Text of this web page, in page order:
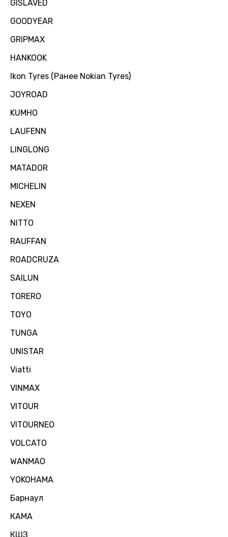
GISLAVED
GOODYEAR
GRIPMAX
HANKOOK
Ikon Tyres (Ранее Nokian Tyres)
JOYROAD
KUMHO
LAUFENN
LINGLONG
MATADOR
MICHELIN
NEXEN
NITTO
RAUFFAN
ROADCRUZA
SAILUN
TORERO
TOYO
TUNGA
UNISTAR
Viatti
VINMAX
VITOUR
VITOURNEO
VOLCATO
WANMAO
YOKOHAMA
Барнаул
КАМА
КШЗ